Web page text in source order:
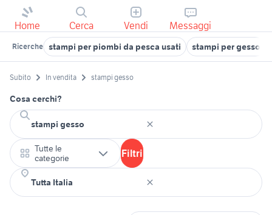
Home Cerca Vendi Messaggi
Ricerche stampi per piombi da pesca usati stampi per gesso
Subito In vendita stampi gesso
Cosa cerchi?
Tutte le
categorie
Filtri